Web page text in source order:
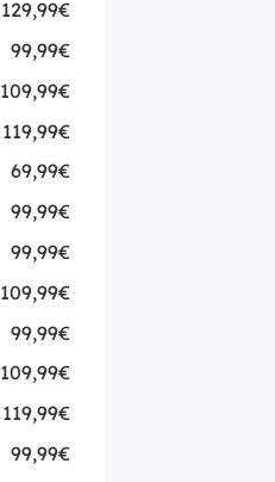
129,99€
99,99€
109,99€
119,99€
69,99€
99,99€
99,99€
109,99€
99,99€
109,99€
119,99€
99,99€